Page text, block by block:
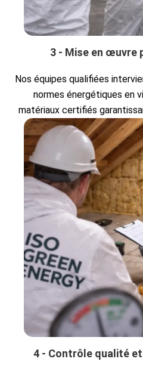
3 - Mise en œuvre
Nos équipes qualifiées
normes énergétiques en
matériaux certifiés
4 - Contrôle qualité